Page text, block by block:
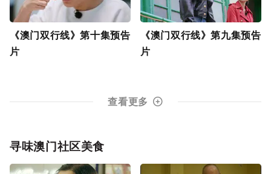
《澳门双行线》第十集预告
片
《澳门双行线》第九集预告
片
查看更多
寻味澳门社区美食